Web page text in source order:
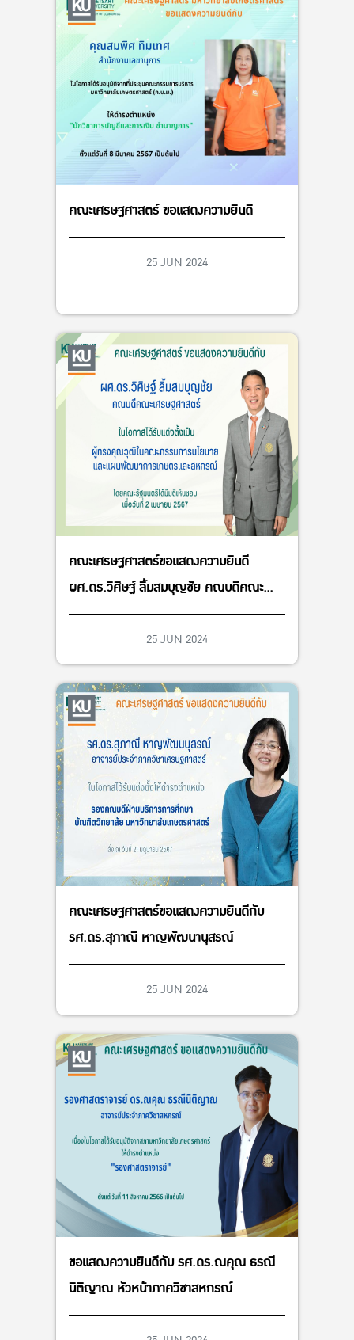
คณะเศรษฐศาสตร์ ขอแสดงความยินดี
25 JUN 2024
คณะเศรษฐศาสตร์ขอแสดงความยินดี
ผศ.ดร.วิศิษฐ์ ลิ้มสมบุญชัย คณบดีคณะ
เศรษฐศาสตร์ ในโอกาสได้รับแต่งตั้งเป็น
ผู้ทรงคุณวุฒิในคณะกรรมการนโยบายและ
แผนพัฒนาการเกษตรและสหกรณ์ โดยคณะ
รัฐมตรีมีมติเห็นชอบ เมื่อวันที่ 2 เมษายน
2567
25 JUN 2024
คณะเศรษฐศาสตร์ขอแสดงความยินดีกับ
รศ.ดร.สุภาณี หาญพัฒนานุสรณ์
25 JUN 2024
ขอแสดงความยินดีกับ รศ.ดร.ณคุณ ธรณี
นิติญาณ หัวหน้าภาควิชาสหกรณ์